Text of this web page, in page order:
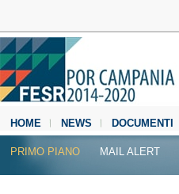
HOME NEWS DOCUMENTI
MEDIA CENTER
PRIMO PIANO MAIL ALERT